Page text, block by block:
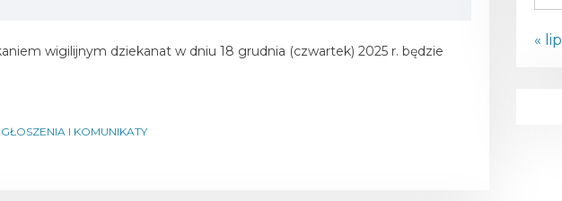
wigilijnym dziekanat w dniu 18 grudnia (czwartek) 2025 r. będzie
I KOMUNIKATY
« lip